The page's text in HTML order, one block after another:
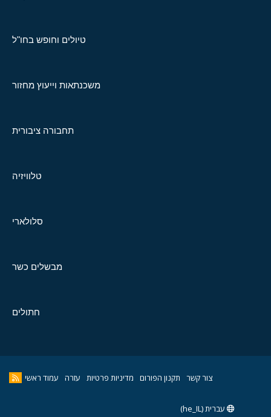
טיולים וחופש בחו"ל
משכנתאות וייעוץ מחזור
תחבורה ציבורית
טלוויזיה
סלולארי
מבשלים כשר
חתולים
צור קשר תקנון הפורום מדיניות פרטיות עזרה עמוד ראשי
עברית (he_IL)